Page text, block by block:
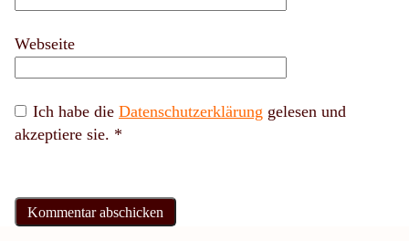
Webseite
Ich habe die Datenschutzerklärung gelesen und
akzeptiere sie. *